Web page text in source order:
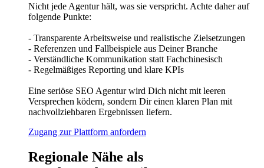
Nicht jede Agentur hält, was sie verspricht. Achte daher auf
folgende Punkte:
- Transparente Arbeitsweise und realistische Zielsetzungen
- Referenzen und Fallbeispiele aus Deiner Branche
- Verständliche Kommunikation statt Fachchinesisch
- Regelmäßiges Reporting und klare KPIs
Eine seriöse SEO Agentur wird Dich nicht mit leeren
Versprechen ködern, sondern Dir einen klaren Plan mit
nachvollziehbaren Ergebnissen liefern.
Zugang zur Plattform anfordern
Regionale Nähe als